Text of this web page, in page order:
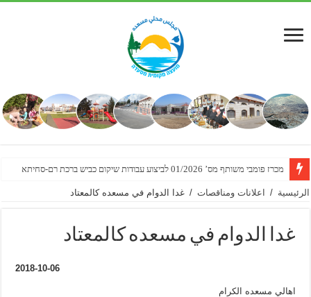
מכרז פומבי משותף מס’ 01/2026 לביצוע עבודות שיקום כביש ברכת רם-סחיתא
الرئيسية / اعلانات ومناقصات / غدا الدوام في مسعده كالمعتاد
غدا الدوام في مسعده كالمعتاد
2018-10-06
اهالي مسعده الكرام